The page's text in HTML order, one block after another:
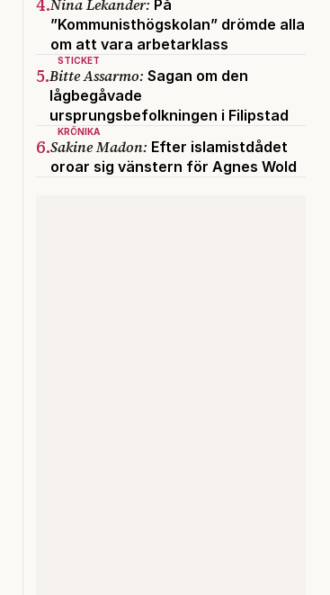
Nina Lekander: På
”Kommunisthögskolan” drömde alla
om att vara arbetarklass
STICKET
5.Bitte Assarmo: Sagan om den
lågbegåvade
ursprungsbefolkningen i Filipstad
KRÖNIKA
6.Sakine Madon: Efter islamistdådet
oroar sig vänstern för Agnes Wold